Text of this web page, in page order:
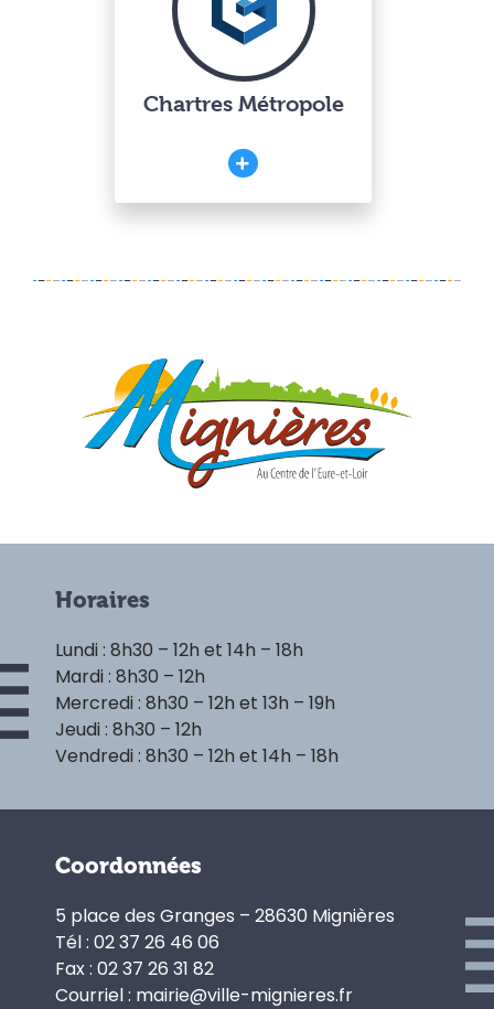
Chartres Métropole
Horaires
Lundi : 8h30 – 12h et 14h – 18h
Mardi : 8h30 – 12h
Mercredi : 8h30 – 12h et 13h – 19h
Jeudi : 8h30 – 12h
Vendredi : 8h30 – 12h et 14h – 18h
Coordonnées
5 place des Granges – 28630 Mignières
Tél : 02 37 26 46 06
Fax : 02 37 26 31 82
Courriel : mairie@ville-mignieres.fr